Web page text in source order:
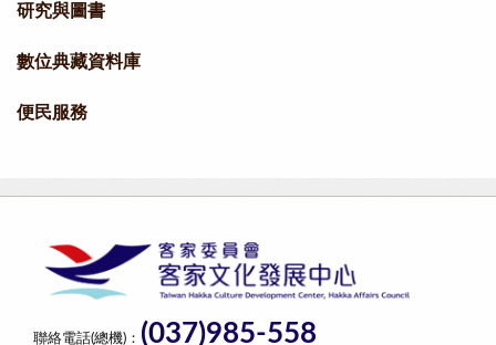
研究與圖書
數位典藏資料庫
便民服務
聯絡電話(總機)： (037)985-558